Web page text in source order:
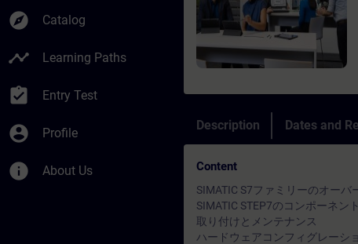
explore Catalog
timeline Learning Paths
assignment_turned_in Entry Test
account_circle Profile
info About Us
Description Dates and
Content
SIMATIC S7ファミリーのオーバ
SIMATIC STEP7のコンポーネント
取り付けとメンテナンス
ハードウェアコンフィグレーシ